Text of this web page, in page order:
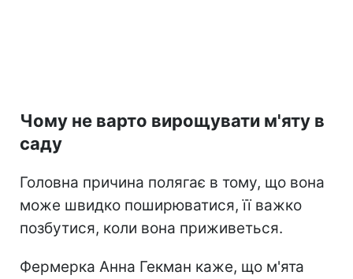
Чому не варто вирощувати м'яту в
саду
Головна причина полягає в тому, що вона
може швидко поширюватися, її важко
позбутися, коли вона приживеться.
Фермерка Анна Гекман каже, що м'ята